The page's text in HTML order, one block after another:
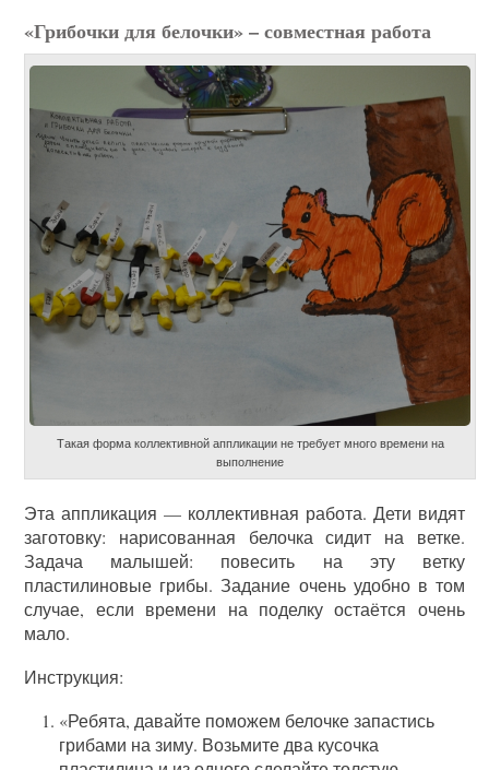
«Грибочки для белочки» – совместная работа
Такая форма коллективной аппликации не требует много времени на
выполнение
Эта аппликация — коллективная работа. Дети видят
заготовку: нарисованная белочка сидит на ветке.
Задача малышей: повесить на эту ветку
пластилиновые грибы. Задание очень удобно в том
случае, если времени на поделку остаётся очень
мало.
Инструкция:
«Ребята, давайте поможем белочке запастись
грибами на зиму. Возьмите два кусочка